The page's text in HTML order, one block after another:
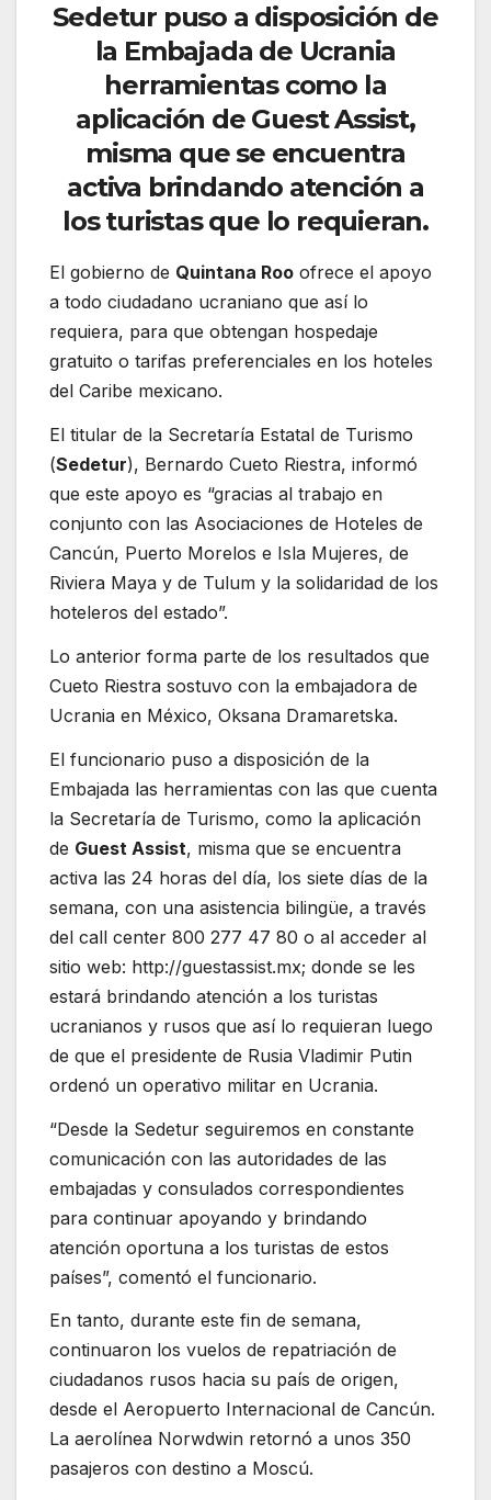
Sedetur puso a disposición de
la Embajada de Ucrania
herramientas como la
aplicación de Guest Assist,
misma que se encuentra
activa brindando atención a
los turistas que lo requieran.
El gobierno de Quintana Roo ofrece el apoyo
a todo ciudadano ucraniano que así lo
requiera, para que obtengan hospedaje
gratuito o tarifas preferenciales en los hoteles
del Caribe mexicano.
El titular de la Secretaría Estatal de Turismo
(Sedetur), Bernardo Cueto Riestra, informó
que este apoyo es “gracias al trabajo en
conjunto con las Asociaciones de Hoteles de
Cancún, Puerto Morelos e Isla Mujeres, de
Riviera Maya y de Tulum y la solidaridad de los
hoteleros del estado”.
Lo anterior forma parte de los resultados que
Cueto Riestra sostuvo con la embajadora de
Ucrania en México, Oksana Dramaretska.
El funcionario puso a disposición de la
Embajada las herramientas con las que cuenta
la Secretaría de Turismo, como la aplicación
de Guest Assist, misma que se encuentra
activa las 24 horas del día, los siete días de la
semana, con una asistencia bilingüe, a través
del call center 800 277 47 80 o al acceder al
sitio web: http://guestassist.mx; donde se les
estará brindando atención a los turistas
ucranianos y rusos que así lo requieran luego
de que el presidente de Rusia Vladimir Putin
ordenó un operativo militar en Ucrania.
“Desde la Sedetur seguiremos en constante
comunicación con las autoridades de las
embajadas y consulados correspondientes
para continuar apoyando y brindando
atención oportuna a los turistas de estos
países”, comentó el funcionario.
En tanto, durante este fin de semana,
continuaron los vuelos de repatriación de
ciudadanos rusos hacia su país de origen,
desde el Aeropuerto Internacional de Cancún.
La aerolínea Norwdwin retornó a unos 350
pasajeros con destino a Moscú.